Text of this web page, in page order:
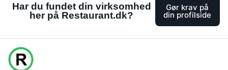
Har du fundet din virksomhed
her på Restaurant.dk?
Gør krav på
din profilside